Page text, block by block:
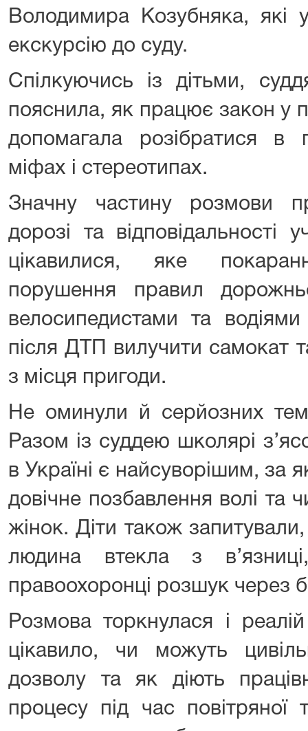
Володимира Козубняка, які
екскурсію до суду.
Спілкуючись із дітьми,
пояснила, як працює закон у
допомагала розібратися в
міфах і стереотипах.
Значну частину розмови
дорозі та відповідальності
цікавилися, яке
порушення правил
велосипедистами та
після ДТП вилучити самокат
з місця пригоди.
Не оминули й серйозних
Разом із суддею школярі
в Україні є найсуворішим, за
довічне позбавлення волі та
жінок. Діти також
людина втекла з
правоохоронці розшук через
Розмова торкнулася і
цікавило, чи можуть
дозволу та як діють
процесу під час